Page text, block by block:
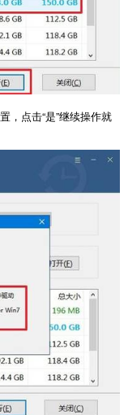
，点击“是”继续操作就